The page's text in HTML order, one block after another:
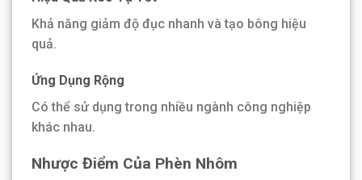
Khả năng giảm độ đục nhanh và tạo bông hiệu
quả.
Ứng Dụng Rộng
Có thể sử dụng trong nhiều ngành công nghiệp
khác nhau.
Nhược Điểm Của Phèn Nhôm